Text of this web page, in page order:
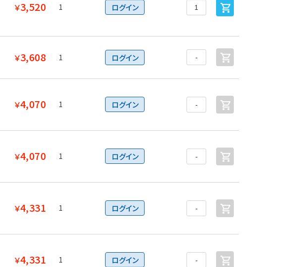
￥3,520 1 ログイン
￥3,608 1 ログイン
￥4,070 1 ログイン
￥4,070 1 ログイン
￥4,331 1 ログイン
￥4,331 1 ログイン